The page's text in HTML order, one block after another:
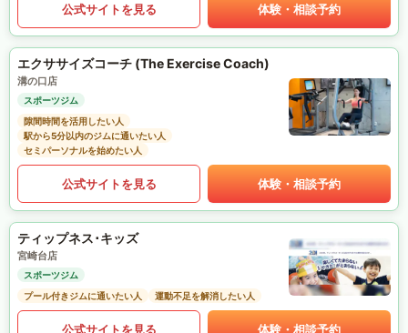
公式サイトを見る 体験・相談予約
エクササイズコーチ (The Exercise Coach)
溝の口店
スポーツジム
隙間時間を活用したい人
駅から5分以内のジムに通いたい人
セミパーソナルを始めたい人
公式サイトを見る 体験・相談予約
ティップネス･キッズ
宮崎台店
スポーツジム
プール付きジムに通いたい人
運動不足を解消したい人
公式サイトを見る 体験・相談予約